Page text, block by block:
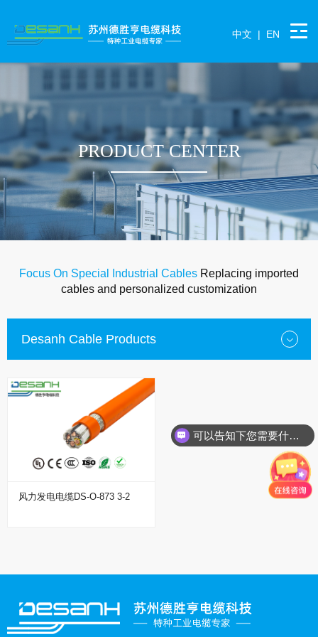
中文 | EN
PRODUCT CENTER
Focus On Special Industrial Cables Replacing imported
cables and personalized customization
Desanh Cable Products
风力发电电缆DS-O-873 3-2
可以告知下您需要什么种类的电缆？